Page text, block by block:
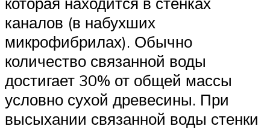
каналов (в набухших
микрофибрилах). Обычно
количество связанной воды
достигает 30% от общей массы
условно сухой древесины. При
высыхании связанной воды стенки